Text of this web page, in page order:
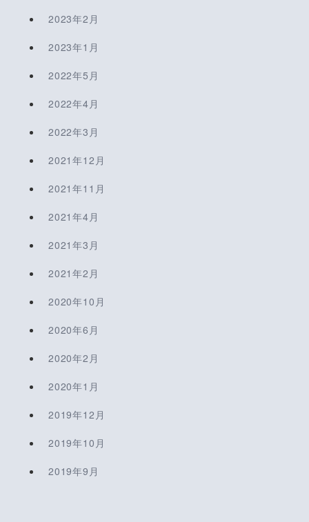
2023年2月
2023年1月
2022年5月
2022年4月
2022年3月
2021年12月
2021年11月
2021年4月
2021年3月
2021年2月
2020年10月
2020年6月
2020年2月
2020年1月
2019年12月
2019年10月
2019年9月